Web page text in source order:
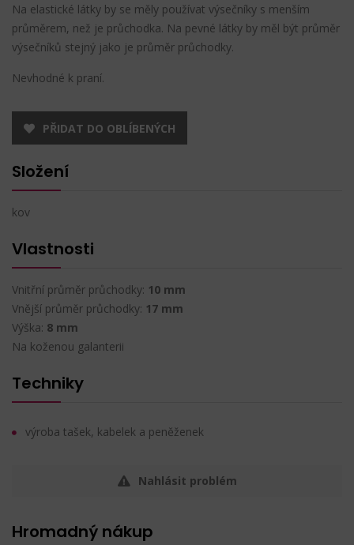
Na elastické látky by se měly používat výsečníky s menším
průměrem, než je průchodka. Na pevné látky by měl být průměr
výsečníků stejný jako je průměr průchodky.
Nevhodné k praní.
PŘIDAT DO OBLÍBENÝCH
Složení
kov
Vlastnosti
Vnitřní průměr průchodky: 10 mm
Vnější průměr průchodky: 17 mm
Výška: 8 mm
Na koženou galanterii
Techniky
výroba tašek, kabelek a peněženek
Nahlásit problém
Hromadný nákup